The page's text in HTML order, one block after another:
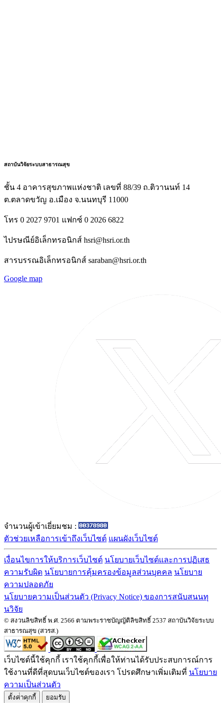
สถาบันวิจัยระบบสาธารณสุข
ชั้น 4 อาคารสุขภาพแห่งชาติ เลขที่ 88/39 ถ.ติวานนท์ 14
ต.ตลาดขวัญ อ.เมือง จ.นนทบุรี 11000
โทร 0 2027 9701 แฟกซ์ 0 2026 6822
ไปรษณีย์อิเล็กทรอนิกส์ hsri@hsri.or.th
สารบรรณอิเล็กทรอนิกส์ saraban@hsri.or.th
Google map
จำนวนผู้เข้าเยี่ยมชม :
ตัวช่วยเหลือการเข้าถึงเว็บไซต์ แผนผังเว็บไซต์
เงื่อนไขการให้บริการเว็บไซต์ นโยบายเว็บไซต์และการปฏิเสธ
ความรับผิด นโยบายการคุ้มครองข้อมูลส่วนบุคคล นโยบาย
ความปลอดภัย
นโยบายความเป็นส่วนตัว (Privacy Notice) ของการสนับสนนทุ
นวิจัย
© สงวนลิขสิทธิ์ พ.ศ. 2566 ตามพระราชบัญญัติลิขสิทธิ์ 2537 สถาบันวิจัยระบบ
สาธารณสุข (สวรส.)
เว็บไซต์นี้ใช้คุกกี้ เราใช้คุกกี้เพื่อให้ท่านได้รับประสบการณ์การ
ใช้งานที่ดีที่สุดบนเว็บไซต์ของเรา โปรดศึกษาเพิ่มเติมที่ นโยบาย
ความเป็นส่วนตัว
ตั้งค่่าคุกกี้ ยอมรับ